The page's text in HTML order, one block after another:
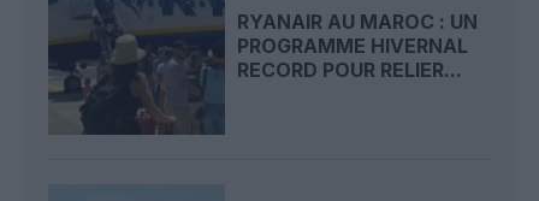
RYANAIR AU MAROC : UN
PROGRAMME HIVERNAL
RECORD POUR RELIER...